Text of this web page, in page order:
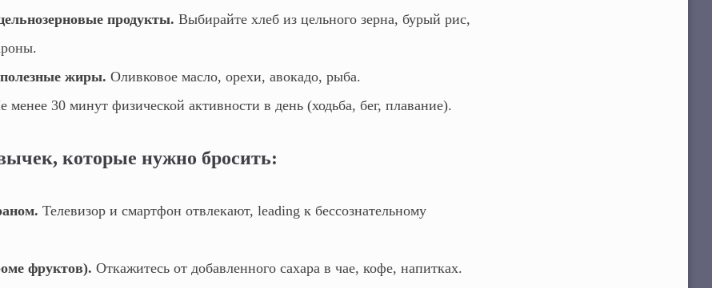
продукты. Выбирайте хлеб из цельного зерна, бурый рис,
жиры. Оливковое масло, орехи, авокадо, рыба.
менее 30 минут физической активности в день (ходьба, бег, плавание).
которые нужно бросить:
Телевизор и смартфон отвлекают, leading к бессознательному
фруктов). Откажитесь от добавленного сахара в чае, кофе, напитках.